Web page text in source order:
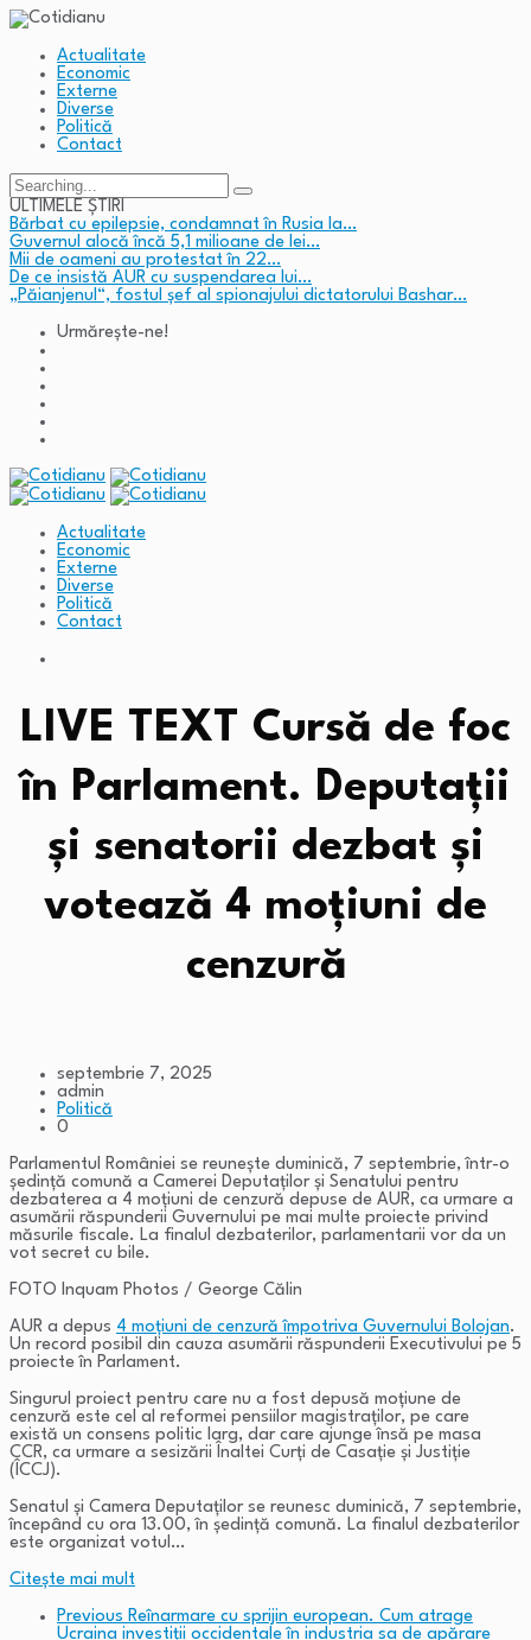
Actualitate
Economic
Externe
Diverse
Politică
Contact
Search
for:
ULTIMELE ȘTIRI
Bărbat cu epilepsie, condamnat în Rusia la…
Guvernul alocă încă 5,1 milioane de lei…
Mii de oameni au protestat în 22…
De ce insistă AUR cu suspendarea lui…
„Păianjenul“, fostul șef al spionajului dictatorului Bashar…
Urmărește-ne!
Actualitate
Economic
Externe
Diverse
Politică
Contact
LIVE TEXT Cursă de foc
în Parlament. Deputații
și senatorii dezbat și
votează 4 moțiuni de
cenzură
septembrie 7, 2025
admin
Politică
0
Parlamentul României se reunește duminică, 7 septembrie, într-o
ședință comună a Camerei Deputaților și Senatului pentru
dezbaterea a 4 moțiuni de cenzură depuse de AUR, ca urmare a
asumării răspunderii Guvernului pe mai multe proiecte privind
măsurile fiscale. La finalul dezbaterilor, parlamentarii vor da un
vot secret cu bile.
FOTO Inquam Photos / George Călin
AUR a depus 4 moțiuni de cenzură împotriva Guvernului Bolojan.
Un record posibil din cauza asumării răspunderii Executivului pe 5
proiecte în Parlament.
Singurul proiect pentru care nu a fost depusă moțiune de
cenzură este cel al reformei pensiilor magistraților, pe care
există un consens politic larg, dar care ajunge însă pe masa
CCR, ca urmare a sesizării Înaltei Curți de Casație și Justiție
(ÎCCJ).
Senatul și Camera Deputaților se reunesc duminică, 7 septembrie,
începând cu ora 13.00, în ședință comună. La finalul dezbaterilor
este organizat votul…
Citeşte mai mult
Previous Reînarmare cu sprijin european. Cum atrage
Ucraina investiții occidentale în industria sa de apărare